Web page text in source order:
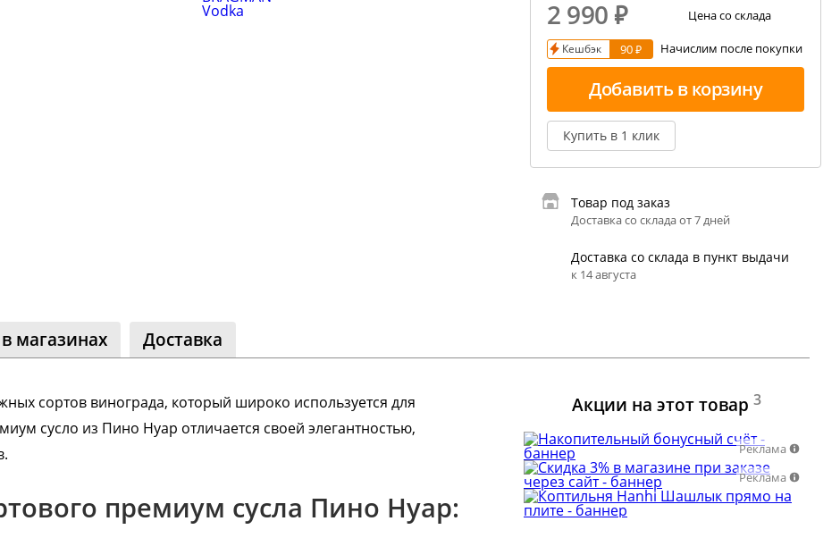
автоклаве
Одноклассники
000+ читателей
Коррекция показаний ареометра
Разбавление и испарение сусла
Содержание алкоголя в пиве
2 990 ₽ Цена со склада
Кешбэк 90 ₽ Начислим после покупки
Добавить в корзину
Купить в 1 клик
Товар под заказ
Доставка со склада от 7 дней
Доставка со склада в пункт выдачи
к 14 августа
магазинах Доставка
сортов винограда, который широко используется для
сусло из Пино Нуар отличается своей элегантностью,
премиум сусла Пино Нуар:
Акции на этот товар 3
Реклама
Реклама